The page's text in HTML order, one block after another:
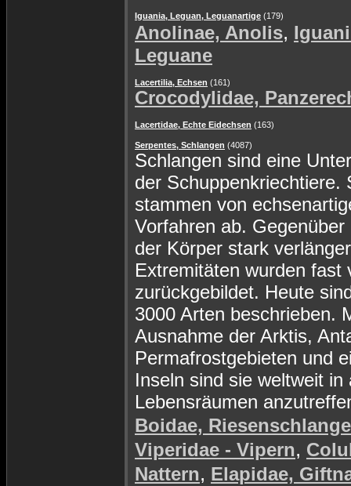
Iguania, Leguan, Leguanartige (179)
Anolinae, Anolis,
Leguane
Lacertilia, Echsen (161)
Crocodylidae,
Lacertidae, Echte Eidechsen (163)
Serpentes, Schlangen (4087)
Schlangen sind eine
der Schuppenkriechtiere.
stammen von
Vorfahren ab. Gegenüber
der Körper stark
Extremitäten wurden fast
zurückgebildet. Heute
3000 Arten beschrieben.
Ausnahme der Arktis,
Permafrostgebieten und
Inseln sind sie weltweit in
Lebensräumen
Boidae,
Viperidae - Vipern,
Nattern, Elapidae,